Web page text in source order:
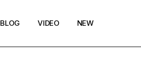
BLOG VIDEO NEW